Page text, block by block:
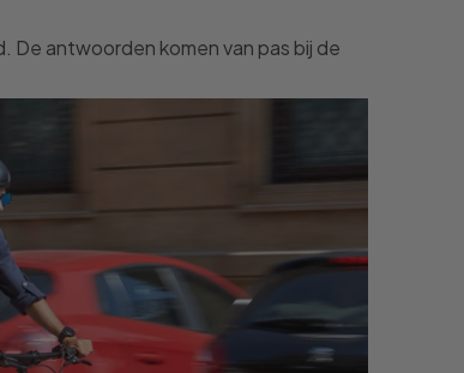
antwoorden komen van pas bij de